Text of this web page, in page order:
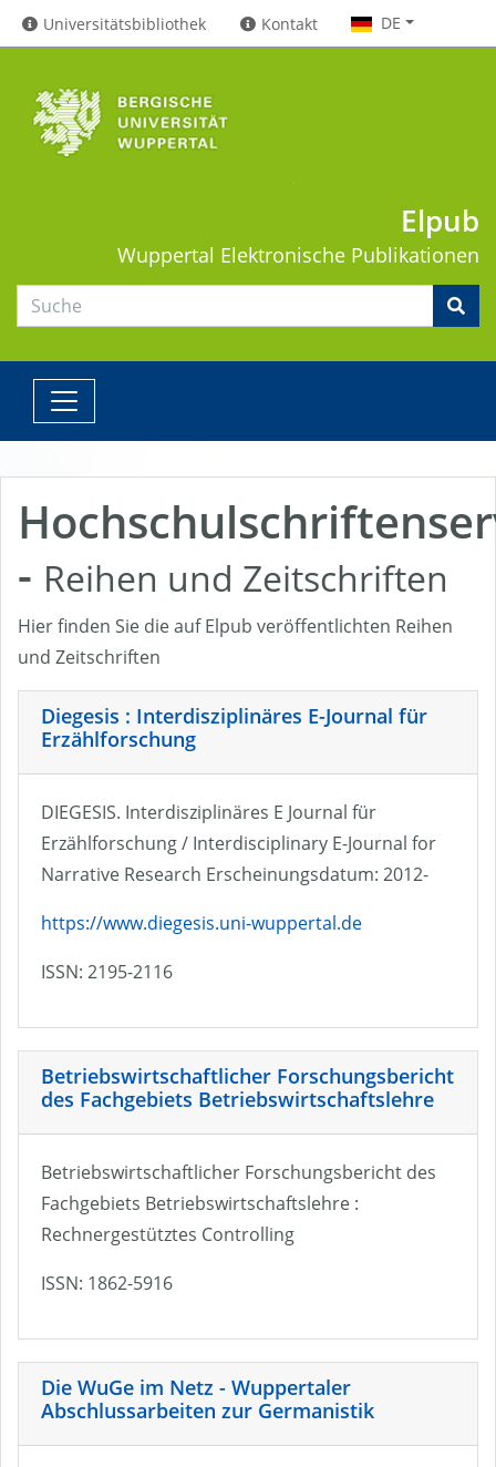
Universitätsbibliothek Kontakt DE
Elpub
Wuppertal Elektronische Publikationen
- Reihen und Zeitschriften
Hier finden Sie die auf Elpub veröffentlichten Reihen
und Zeitschriften
Diegesis : Interdisziplinäres E-Journal für
Erzählforschung
DIEGESIS. Interdisziplinäres E Journal für
Erzählforschung / Interdisciplinary E-Journal for
Narrative Research Erscheinungsdatum: 2012-
https://www.diegesis.uni-wuppertal.de
ISSN: 2195-2116
Betriebswirtschaftlicher Forschungsbericht
des Fachgebiets Betriebswirtschaftslehre
Betriebswirtschaftlicher Forschungsbericht des
Fachgebiets Betriebswirtschaftslehre :
Rechnergestütztes Controlling
ISSN: 1862-5916
Die WuGe im Netz - Wuppertaler
Abschlussarbeiten zur Germanistik